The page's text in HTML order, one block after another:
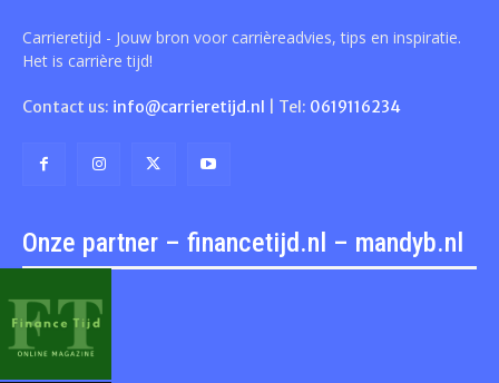
Carrieretijd - Jouw bron voor carrièreadvies, tips en inspiratie.
Het is carrière tijd!
Contact us: info@carrieretijd.nl | Tel: 0619116234
Onze partner – financetijd.nl – mandyb.nl